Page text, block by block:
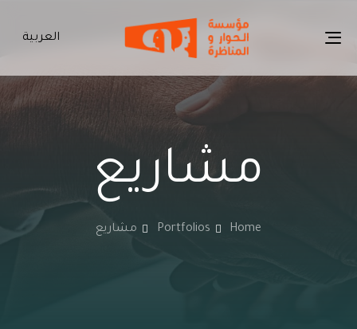
العربية
Toggle
مشاريع
Home
Portfolios مشاريع